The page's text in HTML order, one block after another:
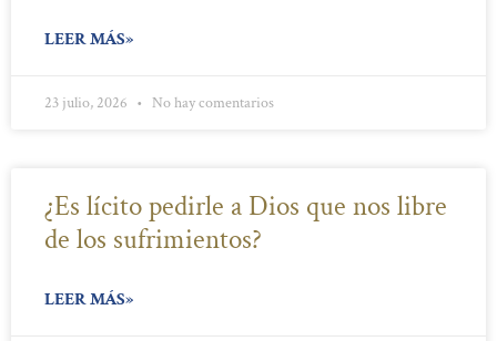
LEER MÁS»
23 julio, 2026 No hay comentarios
¿Es lícito pedirle a Dios que nos libre
de los sufrimientos?
LEER MÁS»